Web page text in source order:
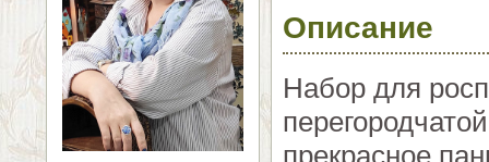
Описание
Набор для
прекрасное